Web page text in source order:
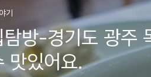
기
탐방-경기도 광주
맛있어요.